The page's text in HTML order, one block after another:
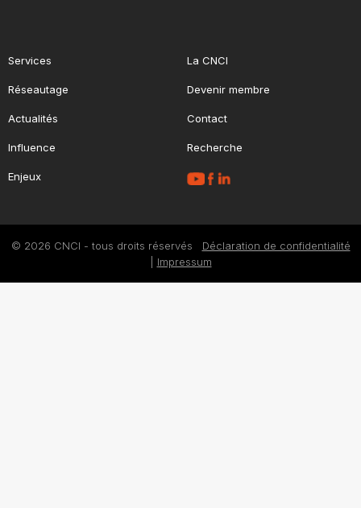
Services
Réseautage
Actualités
Influence
Enjeux
La CNCI
Devenir membre
Contact
Recherche
© 2026 CNCI - tous droits réservés Déclaration de confidentialité
Impressum